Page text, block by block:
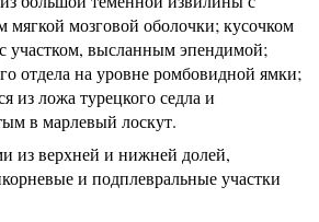
мозговой оболочки; кусочком
участком, высланным эпендимой;
отдела на уровне ромбовидной ямки;
из ложа турецкого седла и
в марлевый лоскут.
из верхней и нижней долей,
и подплевральные участки